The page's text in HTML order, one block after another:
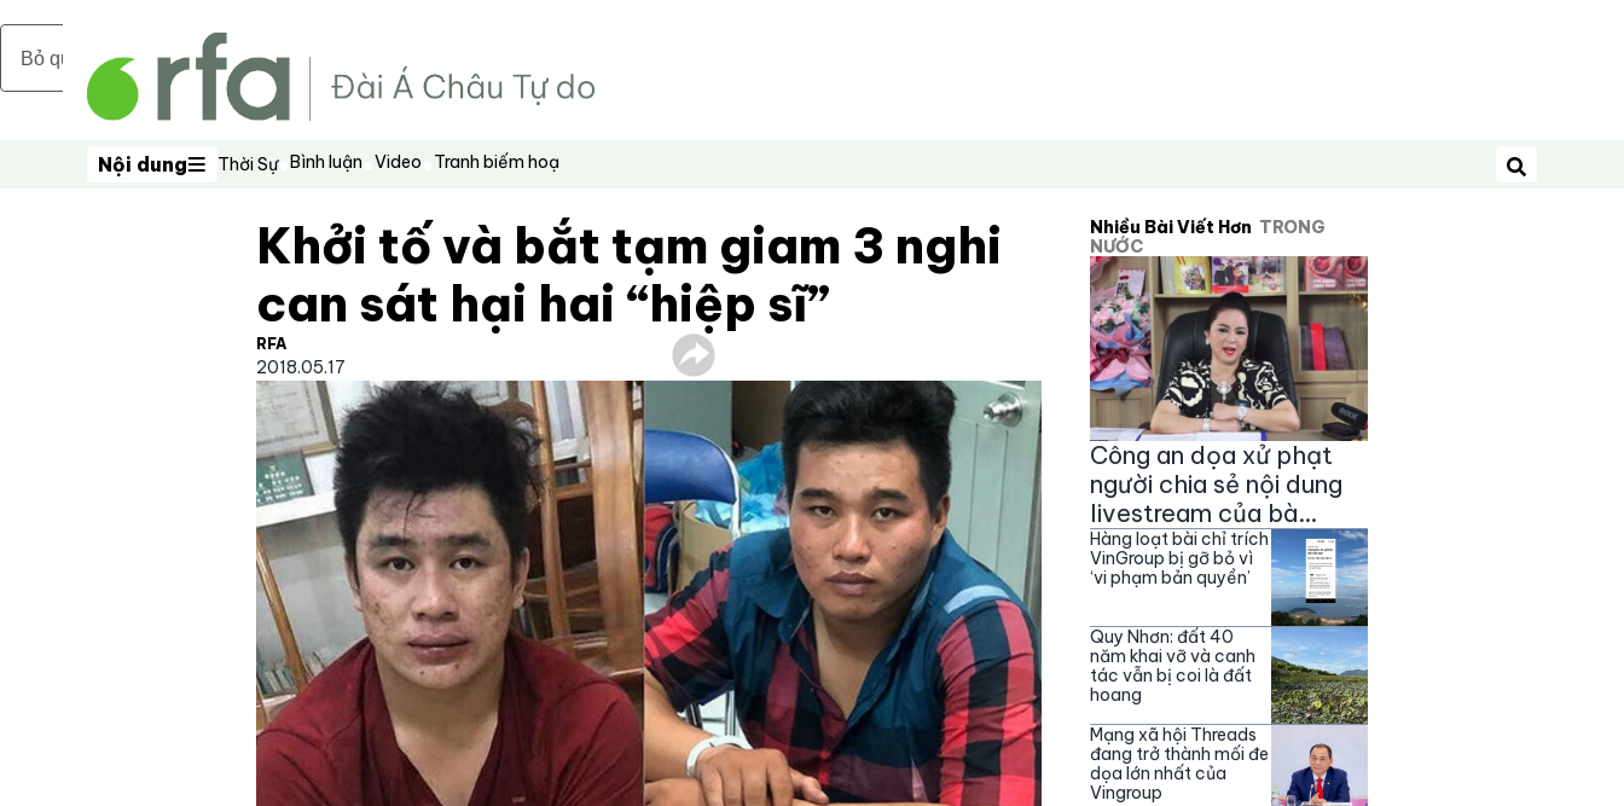
Bỏ qua nội dung chính
Nội dung
Nội dung Thời Sự Bình luận Video Tranh biếm hoạ
Tìm kiếm
Khởi tố và bắt tạm giam 3 nghi
can sát hại hai “hiệp sĩ”
RFA
2018.05.17
Nhiều Bài Viết Hơn TRONG
NƯỚC
Công an dọa xử phạt
người chia sẻ nội dung
livestream của bà
Nguyễn Phương Hằng
Hàng loạt bài chỉ trích
VinGroup bị gỡ bỏ vì
‘vi phạm bản quyền’
Quy Nhơn: đất 40
năm khai vỡ và canh
tác vẫn bị coi là đất
hoang
Mạng xã hội Threads
đang trở thành mối đe
dọa lớn nhất của
Vingroup